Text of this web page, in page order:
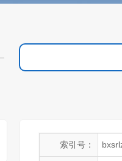
索引号：